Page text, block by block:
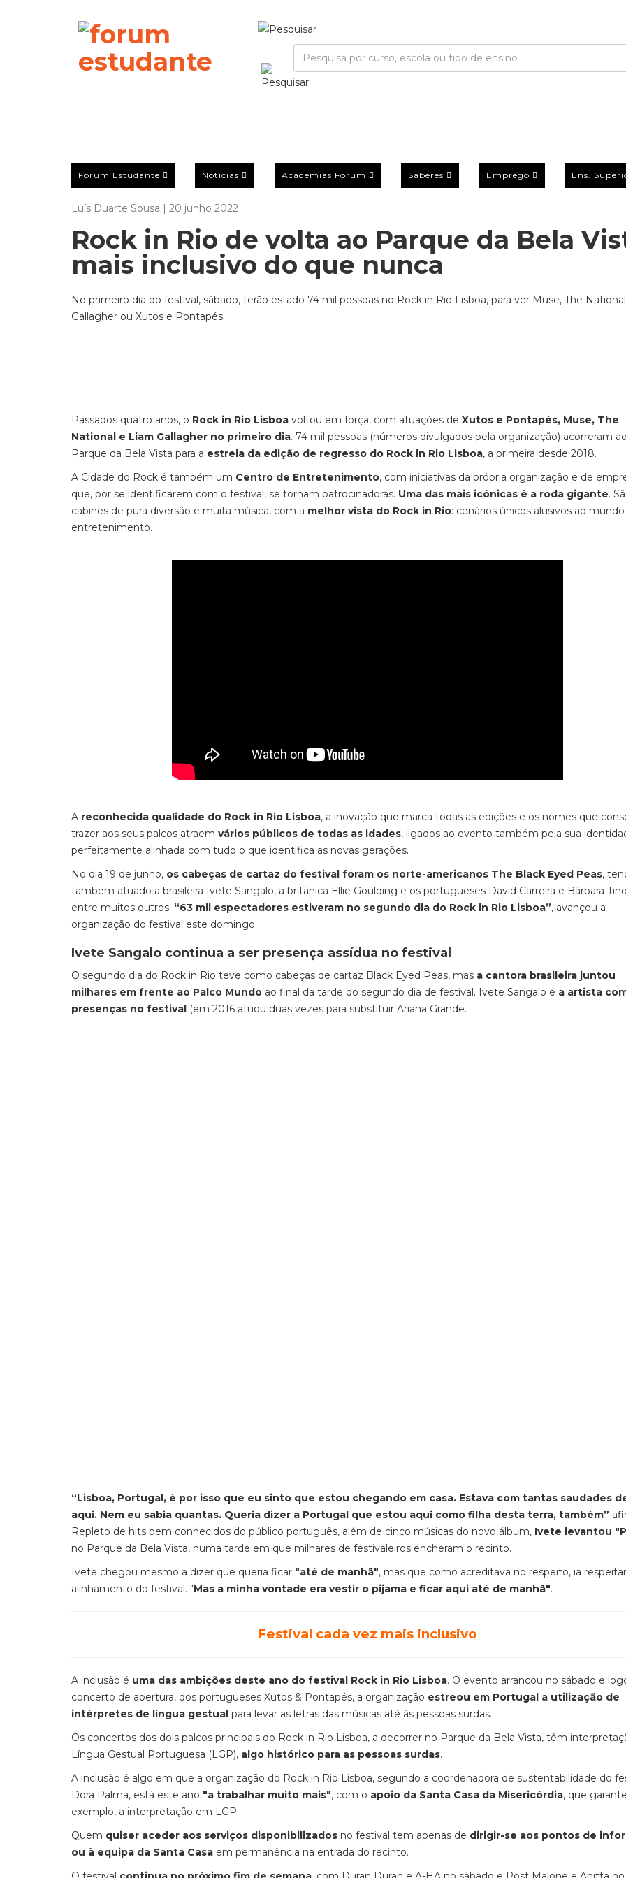
Forum Estudante Notícias Academias Forum Saberes Emprego Ens.
Luís Duarte Sousa | 20 junho 2022
Rock in Rio de volta ao Parque da Bela
mais inclusivo do que nunca
No primeiro dia do festival, sábado, terão estado 74 mil pessoas no Rock in Rio Lisboa, para ver Muse, The
Gallagher ou Xutos e Pontapés.
Passados quatro anos, o Rock in Rio Lisboa voltou em força, com atuações de Xutos e Pontapés, Muse, The
National e Liam Gallagher no primeiro dia. 74 mil pessoas (números divulgados pela organização) acorreram ao
Parque da Bela Vista para a estreia da edição de regresso do Rock in Rio Lisboa, a primeira desde 2018.
A Cidade do Rock é também um Centro de Entretenimento, com iniciativas da própria organização e de
que, por se identificarem com o festival, se tornam patrocinadoras. Uma das mais icónicas é a roda gigante.
cabines de pura diversão e muita música, com a melhor vista do Rock in Rio: cenários únicos alusivos ao
entretenimento.
A reconhecida qualidade do Rock in Rio Lisboa, a inovação que marca todas as edições e os nomes que
trazer aos seus palcos atraem vários públicos de todas as idades, ligados ao evento também pela sua
perfeitamente alinhada com tudo o que identifica as novas gerações.
No dia 19 de junho, os cabeças de cartaz do festival foram os norte-americanos The Black Eyed Peas,
também atuado a brasileira Ivete Sangalo, a britânica Ellie Goulding e os portugueses David Carreira e Bárbara
entre muitos outros. “63 mil espectadores estiveram no segundo dia do Rock in Rio Lisboa”, avançou a
organização do festival este domingo.
Ivete Sangalo continua a ser presença assídua no festival
O segundo dia do Rock in Rio teve como cabeças de cartaz Black Eyed Peas, mas a cantora brasileira juntou
milhares em frente ao Palco Mundo ao final da tarde do segundo dia de festival. Ivete Sangalo é a artista
presenças no festival (em 2016 atuou duas vezes para substituir Ariana Grande.
“Lisboa, Portugal, é por isso que eu sinto que estou chegando em casa. Estava com tantas saudades
aqui. Nem eu sabia quantas. Queria dizer a Portugal que estou aqui como filha desta terra, também”
Repleto de hits bem conhecidos do público português, além de cinco músicas do novo álbum, Ivete levantou
no Parque da Bela Vista, numa tarde em que milhares de festivaleiros encheram o recinto.
Ivete chegou mesmo a dizer que queria ficar "até de manhã", mas que como acreditava no respeito, ia
alinhamento do festival. "Mas a minha vontade era vestir o pijama e ficar aqui até de manhã".
Festival cada vez mais inclusivo
A inclusão é uma das ambições deste ano do festival Rock in Rio Lisboa. O evento arrancou no sábado e
concerto de abertura, dos portugueses Xutos & Pontapés, a organização estreou em Portugal a utilização de
intérpretes de língua gestual para levar as letras das músicas até às pessoas surdas.
Os concertos dos dois palcos principais do Rock in Rio Lisboa, a decorrer no Parque da Bela Vista, têm
Língua Gestual Portuguesa (LGP), algo histórico para as pessoas surdas.
A inclusão é algo em que a organização do Rock in Rio Lisboa, segundo a coordenadora de sustentabilidade do
Dora Palma, está este ano "a trabalhar muito mais", com o apoio da Santa Casa da Misericórdia, que
exemplo, a interpretação em LGP.
Quem quiser aceder aos serviços disponibilizados no festival tem apenas de dirigir-se aos pontos de
ou à equipa da Santa Casa em permanência na entrada do recinto.